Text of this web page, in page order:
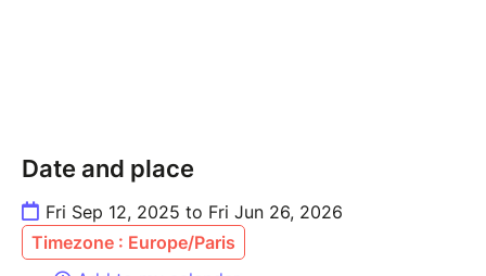
Atelier de danse libre à effet thérapeutique, ouvert à
tous à partir de 16 ans, sans prérequis physique ou
artistique. Attention : entretien téléphonique
nécessaire avant toute inscription.
Date and place
Fri Sep 12, 2025 to Fri Jun 26, 2026
Timezone : Europe/Paris